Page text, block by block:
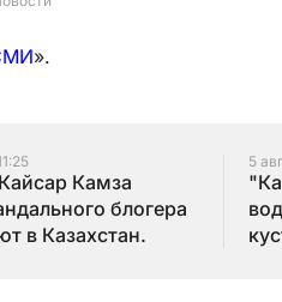
».
Камза
блогера
в Казахстан.
5